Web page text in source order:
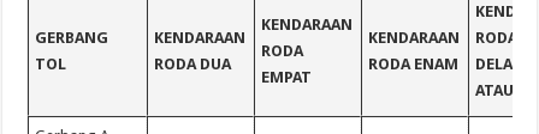
GERBANG
TOL
KENDARAAN
RODA DUA
KENDARAAN
RODA
EMPAT
KENDARAAN
RODA ENAM
RODA
ATAU